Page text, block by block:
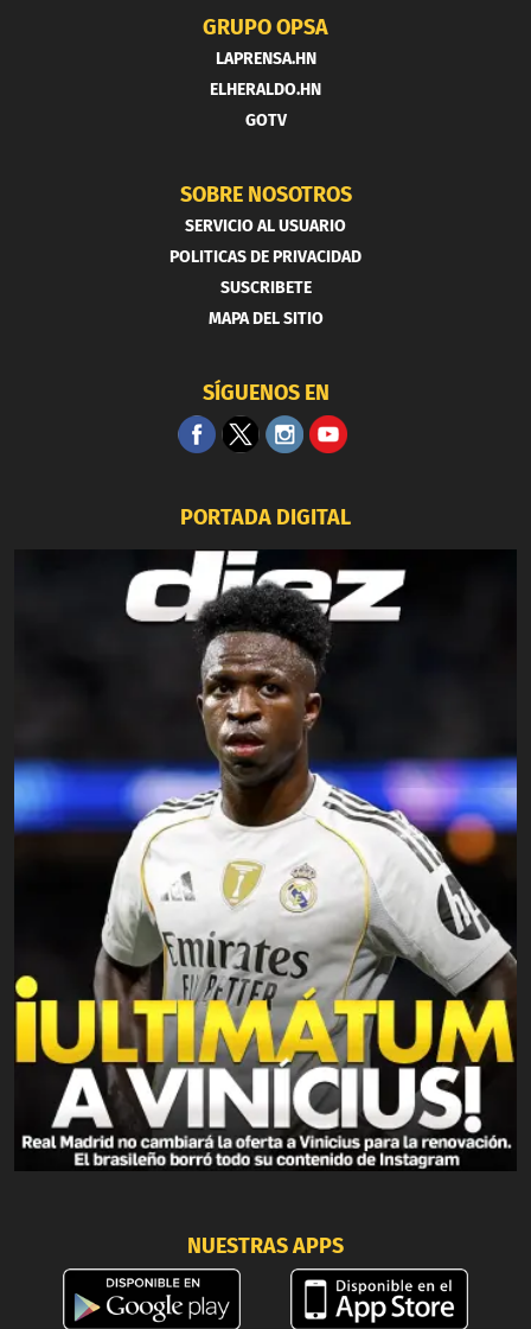
GRUPO OPSA
LAPRENSA.HN
ELHERALDO.HN
GOTV
SOBRE NOSOTROS
SERVICIO AL USUARIO
POLITICAS DE PRIVACIDAD
SUSCRIBETE
MAPA DEL SITIO
SÍGUENOS EN
PORTADA DIGITAL
NUESTRAS APPS